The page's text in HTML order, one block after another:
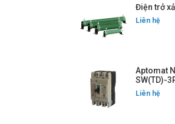
Điện trở
Liên hệ
Aptomat
SW(TD)-
Liên hệ